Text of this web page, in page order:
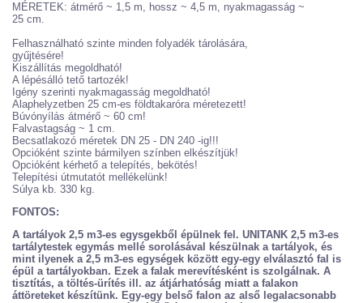
MÉRETEK: átmérő ~ 1,5 m, hossz ~ 4,5 m, nyakmagasság ~
25 cm.
Felhasználható szinte minden folyadék tárolására,
gyűjtésére!
Kiszállítás megoldható!
A lépésálló tető tartozék!
Igény szerinti nyakmagasság megoldható!
Alaphelyzetben 25 cm-es földtakaróra méretezett!
Búvónyílás átmérő ~ 60 cm!
Falvastagság ~ 1 cm.
Becsatlakozó méretek DN 25 - DN 240 -ig!!!
Opcióként szinte bármilyen színben elkészítjük!
Opcióként kérhető a telepítés, bekötés!
Telepítési útmutatót mellékelünk!
Súlya kb. 330 kg.
FONTOS:
A tartályok 2,5 m3-es egysgekből épülnek fel. UNITANK 2,5 m3-es
tartálytestek egymás mellé sorolásával készülnak a tartályok, és
mint ilyenek a 2,5 m3-es egységek között egy-egy elválasztó fal is
épül a tartályokban. Ezek a falak merevítésként is szolgálnak. A
tisztítás, a töltés-ürítés ill. az átjárhatóság miatt a falakon
áttöreteket készítünk. Egy-egy belső falon az alső legalacsonabb